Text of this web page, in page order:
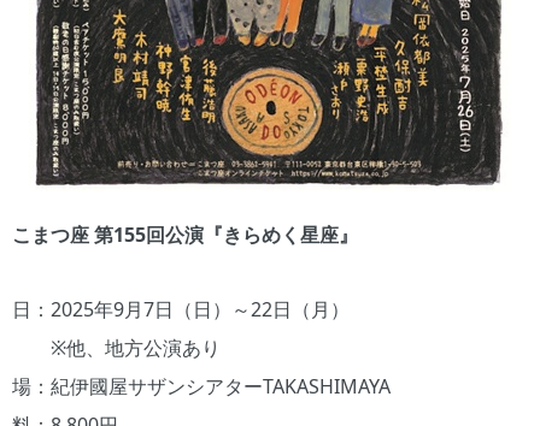
こまつ座 第155回公演『きらめく星座』
日：2025年9月7日（日）～22日（月）
※他、地方公演あり
場：紀伊國屋サザンシアターTAKASHIMAYA